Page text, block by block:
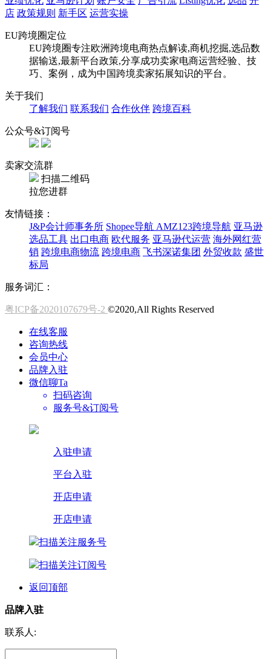
店 政策规则 新手区 运营实操
EU跨境圈定位
EU跨境圈专注欧洲跨境电商热点解读,商机挖掘,选品数
据输送,最新平台政策,分享成功卖家电商运营经验、技
巧、案例，成为中国跨境卖家拓展知识的平台。
关于我们
了解我们 联系我们 合作伙伴 跨境百科
公众号&订阅号
卖家交流群
扫描二维码
拉您进群
友情链接：
J&P会计师事务所 Shopee导航 AMZ123跨境导航 亚马逊
选品工具 出口电商 欧代服务 亚马逊代运营 海外网红营
销 跨境电商物流 跨境电商 飞书深诺集团 外贸收款 盛世
标局
服务词汇：
粤ICP备2020107679号-2 ©2020,All Rights Reserved
在线客服
咨询热线
会员中心
品牌入驻
微信聊Ta
扫码咨询
服务号&订阅号
入驻申请
平台入驻
开店申请
开店申请
扫描关注服务号
扫描关注订阅号
返回顶部
品牌入驻
联系人: